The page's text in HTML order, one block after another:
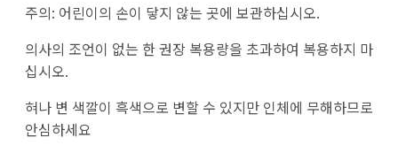
주의: 어린이의 손이 닿지 않는 곳에 보관하십시오.
의사의 조언이 없는 한 권장 복용량을 초과하여 복용하지 마
십시오.
혀나 변 색깔이 흑색으로 변할 수 있지만 인체에 무해하므로
안심하세요